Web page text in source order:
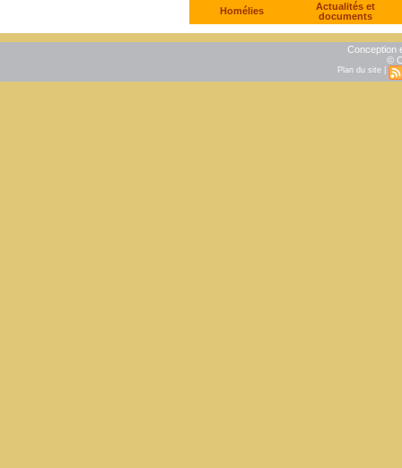
Homélies
Actualités et
documents
Conception
©
Plan du site